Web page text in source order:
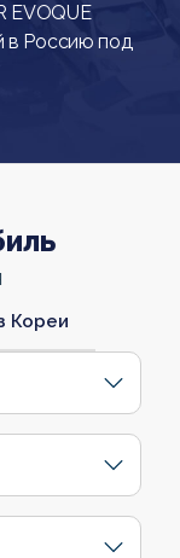
EVOQUE
в Россию под
Кореи